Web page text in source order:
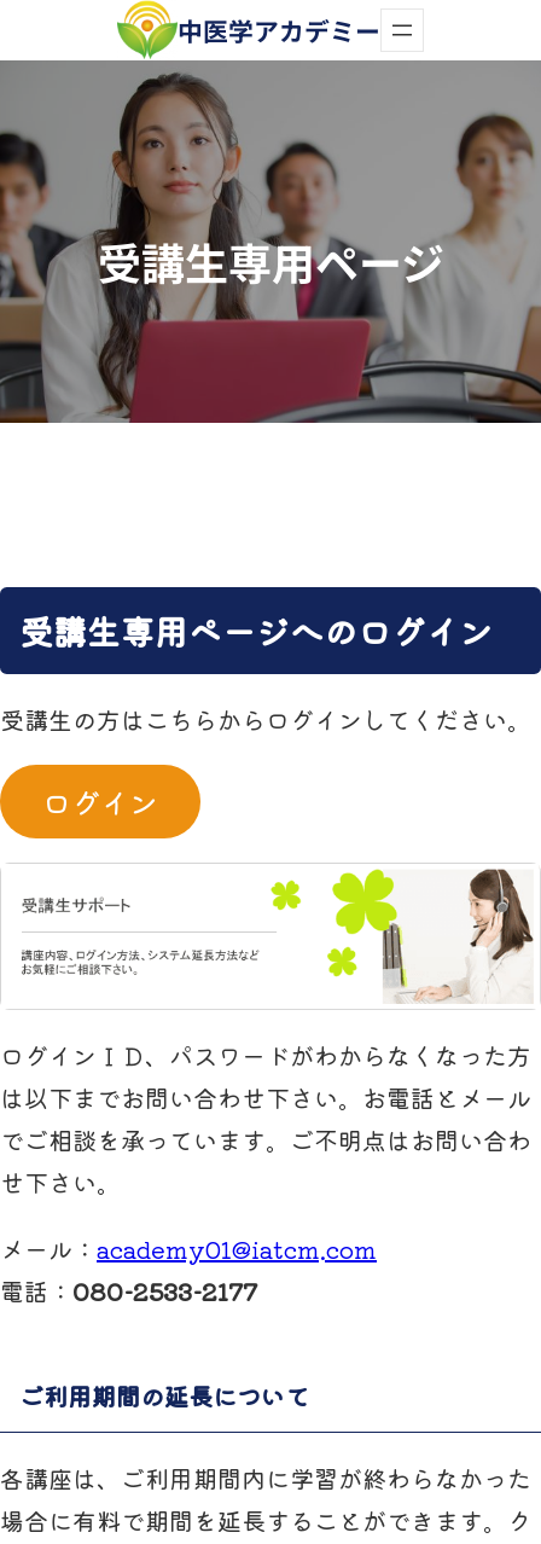
容
ス
キ
ッ
プ
中医学アカデミー
受講生専用ページ
受講生専用ページへのログイン
受講生の方はこちらからログインしてください。
ログイン
ログインＩＤ、パスワードがわからなくなった方
は以下までお問い合わせ下さい。お電話とメール
でご相談を承っています。ご不明点はお問い合わ
せ下さい。
メール： academy01@iatcm.com
電話： 080-2533-2177
ご利用期間の延長について
各講座は、ご利用期間内に学習が終わらなかった
場合に有料で期間を延長することができます。ク